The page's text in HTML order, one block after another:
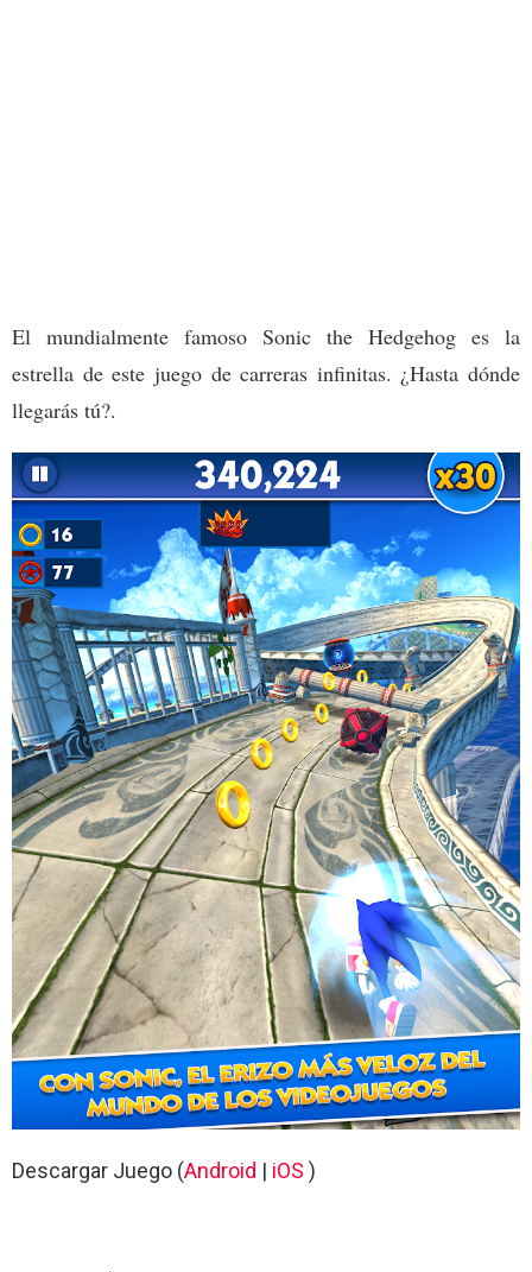
El mundialmente famoso Sonic the Hedgehog es la
estrella de este juego de carreras infinitas. ¿Hasta dónde
llegarás tú?.
Descargar Juego (Android | iOS )